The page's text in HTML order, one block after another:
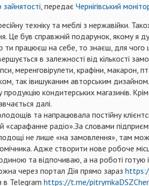
зайнятості , передає Чернігівський
техніку та меблі з нержавійки.
Це був справжній подарунок, якому
працюєш на себе, то знаєш, для
в залежності від кількості
меренговірулети, крафіни,
так івишуканим авторським
кондитерських магазинів.
далі.
та напрацювала постійну
радіо».За словами
не лише «на замовлення», там
Адже створити нове робоче
та відпочиваю, а на роботі готую і
через портал Дія прямо зараз
в Telegram https://t.me/